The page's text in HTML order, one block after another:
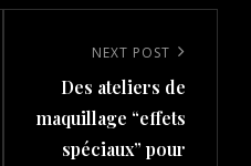
Post
NEXT POST
Des ateliers de
maquillage “effets
spéciaux” pour